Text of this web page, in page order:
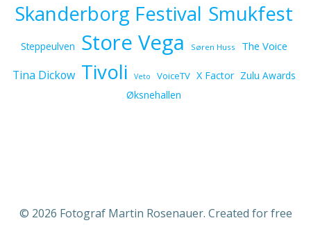
Skanderborg Festival Smukfest
Steppeulven Store Vega Søren Huss The Voice
Tina Dickow Tivoli Veto VoiceTV X Factor Zulu Awards
Øksnehallen
© 2026 Fotograf Martin Rosenauer. Created for free